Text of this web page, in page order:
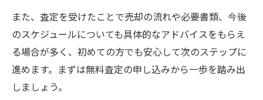
また、査定を受けたことで売却の流れや必要書類、今後
のスケジュールについても具体的なアドバイスをもらえ
る場合が多く、初めての方でも安心して次のステップに
進めます。まずは無料査定の申し込みから一歩を踏み出
しましょう。